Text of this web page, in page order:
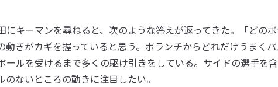
キーマンを尋ねると、次のような答えが返ってきた。「どの
きがカギを握っていると思う。ボランチからどれだけうまく
ルを受けるまで多くの駆け引きをしている。サイドの選手を
ないところの動きに注目したい。